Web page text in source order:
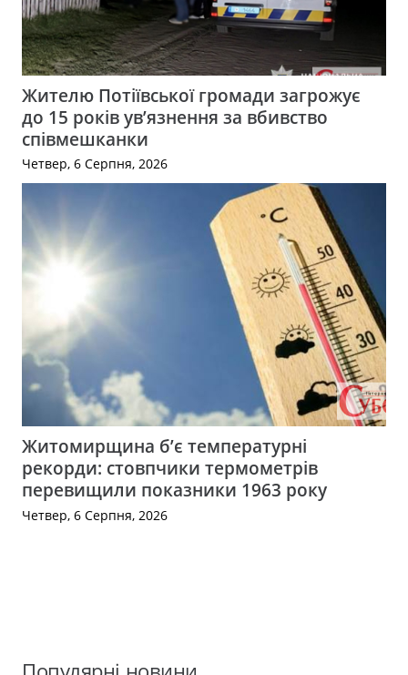
Жителю Потіївської громади загрожує
до 15 років ув’язнення за вбивство
співмешканки
Четвер, 6 Серпня, 2026
Житомирщина б’є температурні
рекорди: стовпчики термометрів
перевищили показники 1963 року
Четвер, 6 Серпня, 2026